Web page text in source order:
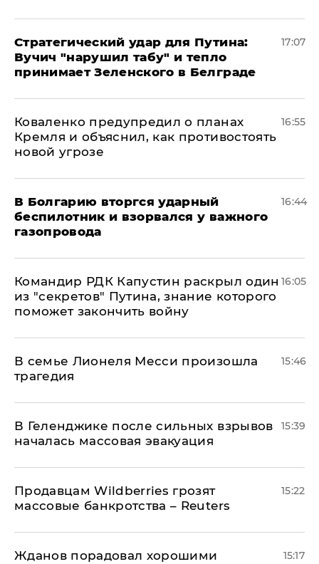
Стратегический удар для Путина:
Вучич "нарушил табу" и тепло
принимает Зеленского в Белграде
17:07
Коваленко предупредил о планах
Кремля и объяснил, как противостоять
новой угрозе
16:55
В Болгарию вторгся ударный
беспилотник и взорвался у важного
газопровода
16:44
Командир РДК Капустин раскрыл один
из "секретов" Путина, знание которого
поможет закончить войну
16:05
В семье Лионеля Месси произошла
трагедия
15:46
В Геленджике после сильных взрывов
началась массовая эвакуация
15:39
Продавцам Wildberries грозят
массовые банкротства – Reuters
15:22
Жданов порадовал хорошими
15:17